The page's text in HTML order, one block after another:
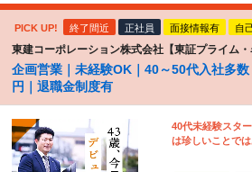
PICK UP! 終了間近 正社員 面接情報有 自
東建コーポレーション株式会社【東証プライム・
企画営業｜未経験OK｜40～50代入社多
円｜退職金制度有
40代未経験スタ
は珍しいことでは